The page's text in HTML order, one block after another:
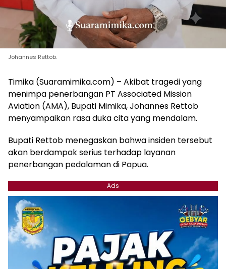
Johannes Rettob.
Timika (Suaramimika.com) – Akibat tragedi yang
menimpa penerbangan PT Associated Mission
Aviation (AMA), Bupati Mimika, Johannes Rettob
menyampaikan rasa duka cita yang mendalam.
Bupati Rettob menegaskan bahwa insiden tersebut
akan berdampak serius terhadap layanan
penerbangan pedalaman di Papua.
Ads